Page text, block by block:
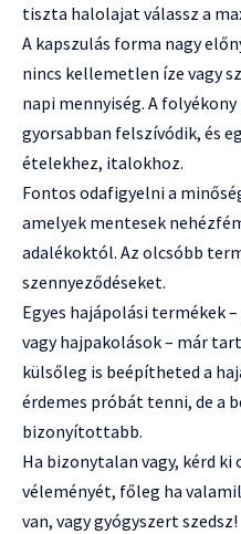
tiszta halolajat válassz a
A kapszulás forma nagy
nincs kellemetlen íze vagy
napi mennyiség. A
gyorsabban felszívódik, és
ételekhez, italokhoz.
Fontos odafigyelni a
amelyek mentesek
adalékoktól. Az olcsóbb
szennyeződéseket.
Egyes hajápolási termékek
vagy hajpakolások – már
külsőleg is beépítheted a
érdemes próbát tenni, de a
bizonyítottabb.
Ha bizonytalan vagy, kérd
véleményét, főleg ha
van, vagy gyógyszert szedsz!